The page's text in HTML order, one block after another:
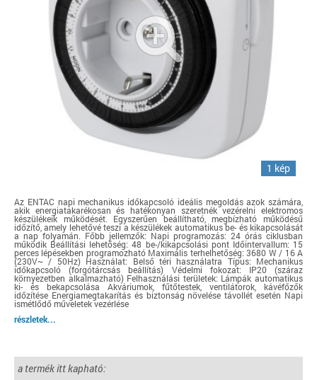
1 kép
Az ENTAC napi mechanikus időkapcsoló ideális megoldás azok számára,
akik energiatakarékosan és hatékonyan szeretnék vezérelni elektromos
készülékeik működését. Egyszerűen beállítható, megbízható működésű
időzítő, amely lehetővé teszi a készülékek automatikus be- és kikapcsolását
a nap folyamán. Főbb jellemzők: Napi programozás: 24 órás ciklusban
működik Beállítási lehetőség: 48 be-/kikapcsolási pont Időintervallum: 15
perces lépésekben programozható Maximális terhelhetőség: 3680 W / 16 A
(230V~ / 50Hz) Használat: Belső téri használatra Típus: Mechanikus
időkapcsoló (forgótárcsás beállítás) Védelmi fokozat: IP20 (száraz
környezetben alkalmazható) Felhasználási területek: Lámpák automatikus
ki- és bekapcsolása Akváriumok, fűtőtestek, ventilátorok, kávéfőzők
időzítése Energiamegtakarítás és biztonság növelése távollét esetén Napi
ismétlődő műveletek vezérlése
részletek...
a termék itt kapható: